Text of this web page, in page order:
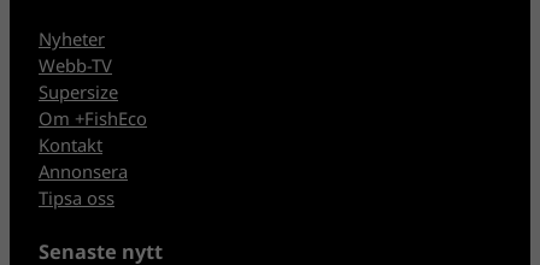
Nyheter
Webb-TV
Supersize
Om +FishEco
Kontakt
Annonsera
Tipsa oss
Senaste nytt